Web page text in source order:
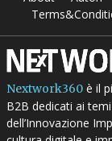
Nextwork360è il
B2B dedicati ai
dell’Innovazione